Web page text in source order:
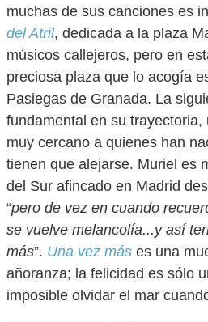
muchas de sus canciones es
del Atril, dedicada a la plaza
músicos callejeros, pero en
preciosa plaza que lo acogía
Pasiegas de Granada. La
fundamental en su trayectoria,
muy cercano a quienes han
tienen que alejarse. Muriel es
del Sur afincado en Madrid
“pero de vez en cuando
se vuelve melancolía...y así
más”. Una vez más es una
añoranza; la felicidad es sólo
imposible olvidar el mar